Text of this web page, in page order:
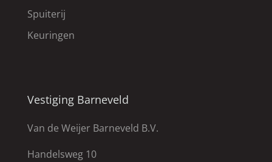
Spuiterij
Keuringen
Vestiging Barneveld
Van de Weijer Barneveld B.V.
Handelsweg 10